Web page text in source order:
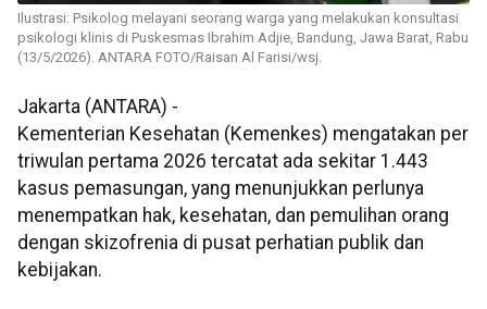
Ilustrasi: Psikolog melayani seorang warga yang melakukan konsultasi
psikologi klinis di Puskesmas Ibrahim Adjie, Bandung, Jawa Barat, Rabu
(13/5/2026). ANTARA FOTO/Raisan Al Farisi/wsj.
Jakarta (ANTARA) -
Kementerian Kesehatan (Kemenkes) mengatakan per
triwulan pertama 2026 tercatat ada sekitar 1.443
kasus pemasungan, yang menunjukkan perlunya
menempatkan hak, kesehatan, dan pemulihan orang
dengan skizofrenia di pusat perhatian publik dan
kebijakan.